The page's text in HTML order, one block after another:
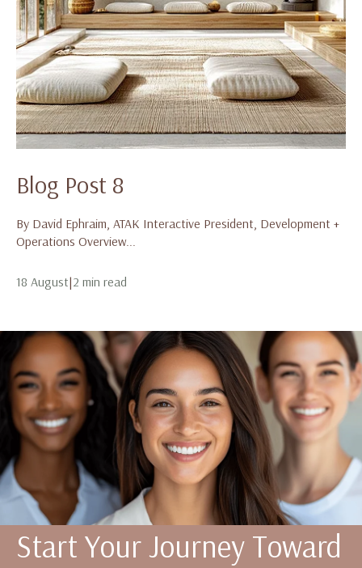
Blog Post 8
By David Ephraim, ATAK Interactive President, Development +
Operations Overview...
18 August|2 min read
Start Your Journey Toward